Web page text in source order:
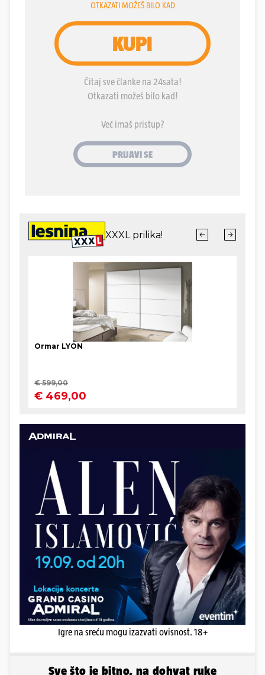
vidjeti, čak i kroz zamućen pogled, jasno je da
zasad nisu pokazali stvarnu namjeru da žele
mijenjati postojeće stanje. Njima kao da ono
odgovara. Stara poslovica kaže da onaj tko želi
nađe način, a tko ne želi nađe izliku.
Igre na sreću mogu izazvati ovisnost. 18+
Sve što je bitno, na dohvat ruke